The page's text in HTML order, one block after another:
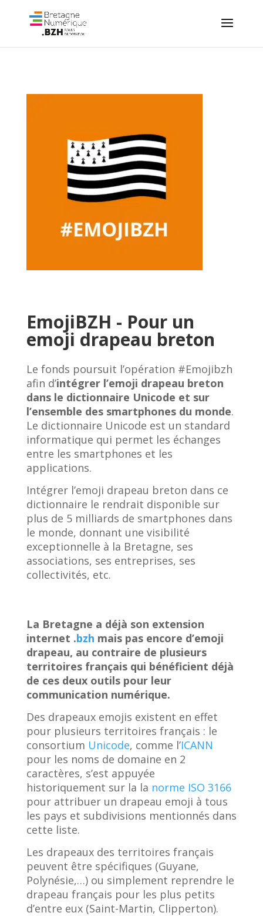
EmojiBZH - Pour un
emoji drapeau breton
Le fonds poursuit l’opération #Emojibzh
afin d’intégrer l’emoji drapeau breton
dans le dictionnaire Unicode et sur
l’ensemble des smartphones du monde.
Le dictionnaire Unicode est un standard
informatique qui permet les échanges
entre les smartphones et les
applications.
Intégrer l’emoji drapeau breton dans ce
dictionnaire le rendrait disponible sur
plus de 5 milliards de smartphones dans
le monde, donnant une visibilité
exceptionnelle à la Bretagne, ses
associations, ses entreprises, ses
collectivités, etc.
La Bretagne a déjà son extension
internet .bzh mais pas encore d’emoji
drapeau, au contraire de plusieurs
territoires français qui bénéficient déjà
de ces deux outils pour leur
communication numérique.
Des drapeaux emojis existent en effet
pour plusieurs territoires français : le
consortium Unicode, comme l’ICANN
pour les noms de domaine en 2
caractères, s’est appuyée
historiquement sur la la norme ISO 3166
pour attribuer un drapeau emoji à tous
les pays et subdivisions mentionnés dans
cette liste.
Les drapeaux des territoires français
peuvent être spécifiques (Guyane,
Polynésie,…) ou simplement reprendre le
drapeau français pour les plus petits
d’entre eux (Saint-Martin, Clipperton).